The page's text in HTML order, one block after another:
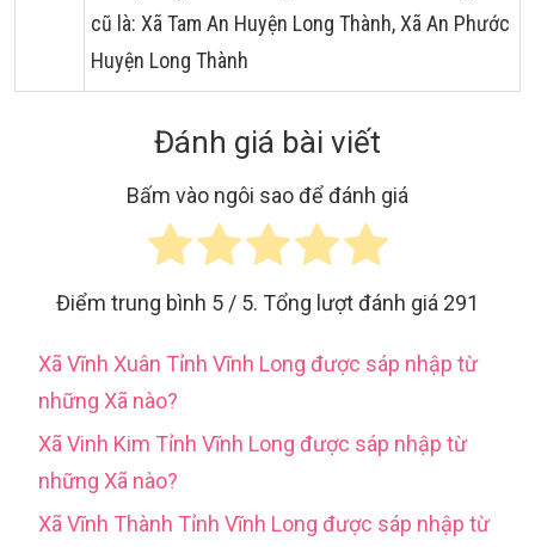
cũ là: Xã Tam An Huyện Long Thành, Xã An Phước
Huyện Long Thành
Đánh giá bài viết
Bấm vào ngôi sao để đánh giá
Điểm trung bình 5 / 5. Tổng lượt đánh giá 291
Xã Vĩnh Xuân Tỉnh Vĩnh Long được sáp nhập từ
những Xã nào?
Xã Vinh Kim Tỉnh Vĩnh Long được sáp nhập từ
những Xã nào?
Xã Vĩnh Thành Tỉnh Vĩnh Long được sáp nhập từ